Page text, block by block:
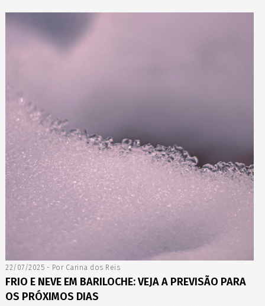
22/07/2025 - Por Carina dos Reis
FRIO E NEVE EM BARILOCHE: VEJA A PREVISÃO PARA
OS PRÓXIMOS DIAS